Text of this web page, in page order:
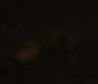
Apero Schotel